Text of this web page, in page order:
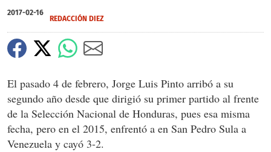
2017-02-16
REDACCIÓN DIEZ
El pasado 4 de febrero, Jorge Luis Pinto arribó a su
segundo año desde que dirigió su primer partido al frente
de la Selección Nacional de Honduras, pues esa misma
fecha, pero en el 2015, enfrentó a en San Pedro Sula a
Venezuela y cayó 3-2.